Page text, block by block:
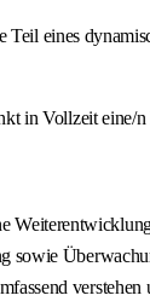
in Vollzeit
sowie